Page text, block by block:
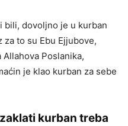
bili, dovoljno je u kurban
za to su Ebu Ejjubove,
Poslanika,
je klao kurban za sebe
kurban treba